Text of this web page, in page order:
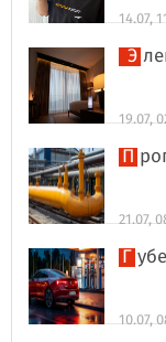
14.07,
19.07,
21.07,
10.07,